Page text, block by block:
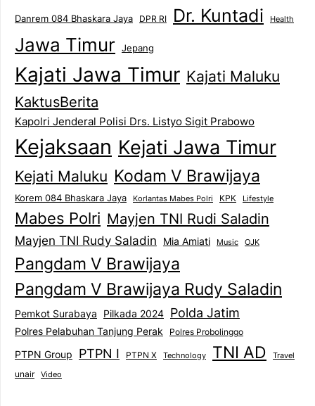
Danrem 084 Bhaskara Jaya DPR RI Dr. Kuntadi Health
Jawa Timur Jepang
Kajati Jawa Timur Kajati Maluku
KaktusBerita
Kapolri Jenderal Polisi Drs. Listyo Sigit Prabowo
Kejaksaan Kejati Jawa Timur
Kejati Maluku Kodam V Brawijaya
Korem 084 Bhaskara Jaya Korlantas Mabes Polri KPK Lifestyle
Mabes Polri Mayjen TNI Rudi Saladin
Mayjen TNI Rudy Saladin Mia Amiati Music OJK
Pangdam V Brawijaya
Pangdam V Brawijaya Rudy Saladin
Pemkot Surabaya Pilkada 2024 Polda Jatim
Polres Pelabuhan Tanjung Perak Polres Probolinggo
PTPN Group PTPN I PTPN X Technology TNI AD Travel
unair Video